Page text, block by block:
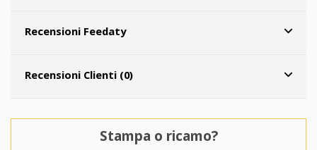
Recensioni Feedaty
Recensioni Clienti (0)
Stampa o ricamo?